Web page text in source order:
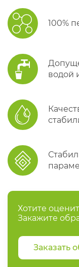
100%
водой
Хотите
Закажите
Заказать